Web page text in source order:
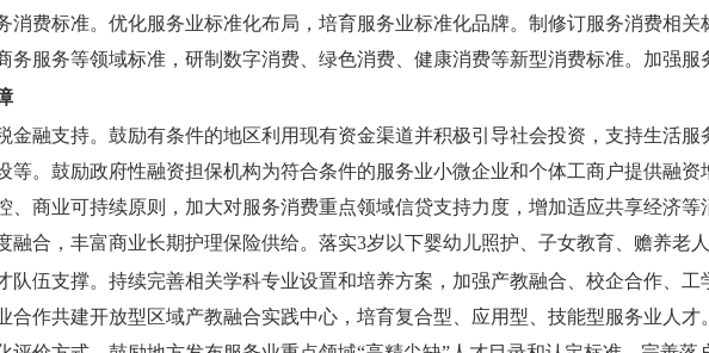
消费标准。 优化服务业标准化布局，培育服务业标准化品牌。制修订服务消费相
务服务等领域标准，研制数字消费、绿色消费、健康消费等新型消费标准。加强服
金融支持。 鼓励有条件的地区利用现有资金渠道并积极引导社会投资，支持生活
等。鼓励政府性融资担保机构为符合条件的服务业小微企业和个体工商户提供融
、商业可持续原则，加大对服务消费重点领域信贷支持力度，增加适应共享经济
融合，丰富商业长期护理保险供给。落实3岁以下婴幼儿照护、子女教育、赡养老
队伍支撑。 持续完善相关学科专业设置和培养方案，加强产教融合、校企合作、
合作共建开放型区域产教融合实践中心，培育复合型、应用型、技能型服务业人